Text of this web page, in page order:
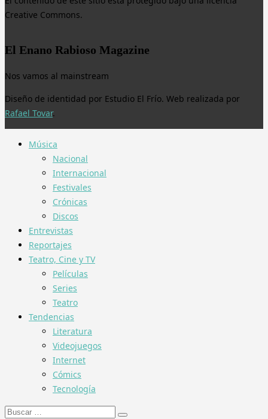
Creative Commons.
El Enano Rabioso Magazine
Nos vamos al mainstream
Diseño de identidad por Estudio El Frío. Web realizada por
Rafael Tovar.
Música
Nacional
Internacional
Festivales
Crónicas
Discos
Entrevistas
Reportajes
Teatro, Cine y TV
Películas
Series
Teatro
Tendencias
Literatura
Videojuegos
Internet
Cómics
Tecnología
Buscar: